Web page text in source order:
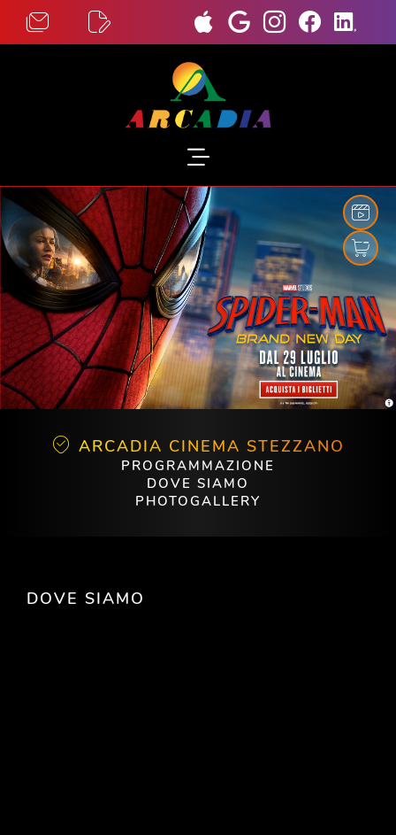
ARCADIA CINEMA STEZZANO
PROGRAMMAZIONE
DOVE SIAMO
PHOTOGALLERY
DOVE SIAMO